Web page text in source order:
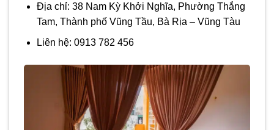
Địa chỉ: 38 Nam Kỳ Khởi Nghĩa, Phường Thắng
Tam, Thành phố Vũng Tầu, Bà Rịa – Vũng Tàu
Liên hệ: 0913 782 456